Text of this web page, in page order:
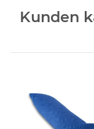
Kunden